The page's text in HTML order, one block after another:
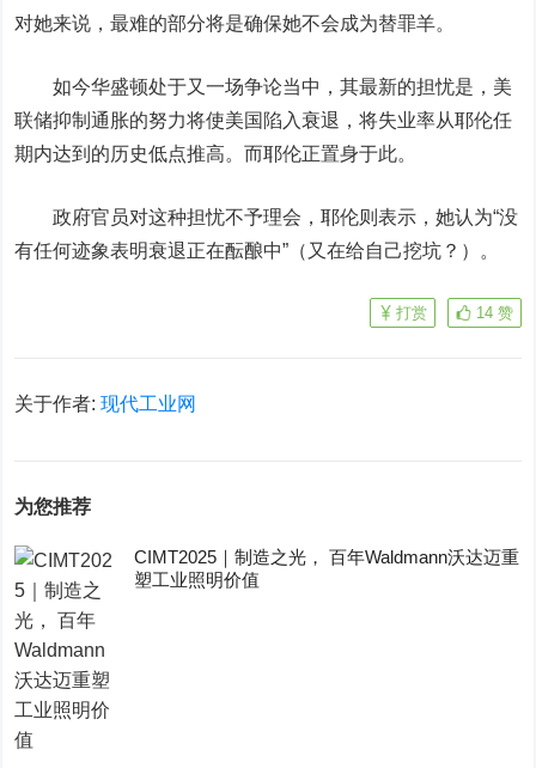
对她来说，最难的部分将是确保她不会成为替罪羊。
如今华盛顿处于又一场争论当中，其最新的担忧是，美
联储抑制通胀的努力将使美国陷入衰退，将失业率从耶伦任
期内达到的历史低点推高。而耶伦正置身于此。
政府官员对这种担忧不予理会，耶伦则表示，她认为“没
有任何迹象表明衰退正在酝酿中” （又在给自己挖坑？） 。
14 赞
打赏
关于作者:现代工业网
为您推荐
CIMT2025｜制造之光， 百年Waldmann沃达迈重
塑工业照明价值